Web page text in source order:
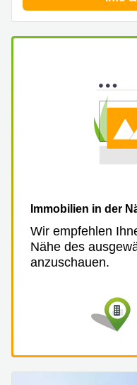
Basel
Bern
Aeschengraben
Zugerstrasse
Immobilien in der
Wir empfehlen
Nähe des
anzuschauen.